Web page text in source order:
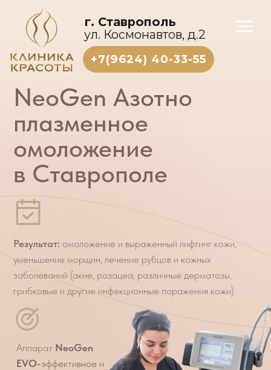
г. Ставрополь
ул. Космонавтов, д.2
+7(9624) 40-33-55
NeoGen Азотно
плазменное
омоложение
в Ставрополе
АппаратNeoGen
EVO-эффективное и
безопасное азотно
омоложение
Результат: омоложение и выраженный лифтинг кожи,
уменьшение морщин, лечение рубцов и кожных
заболеваний (акне, розацеа, различные дерматозы,
грибковые и другие инфекционные поражения кожи).
на консультацию по процедуре